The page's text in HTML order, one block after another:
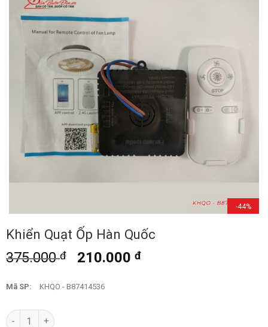
-44%
Khiển Quạt Ốp Hàn Quốc
375.000đ 210.000đ
Mã SP: KHQO - B87414536
Khiển Quạt Ốp Hàn Quốc quantity